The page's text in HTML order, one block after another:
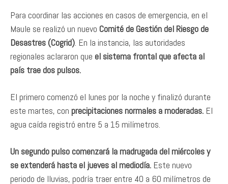
Para coordinar las acciones en casos de emergencia, en el
Maule se realizó un nuevo Comité de Gestión del Riesgo de
Desastres (Cogrid) . En la instancia, las autoridades
regionales aclararon que el sistema frontal que afecta al
país trae dos pulsos.
El primero comenzó el lunes por la noche y finalizó durante
este martes, con precipitaciones normales a moderadas. El
agua caída registró entre 5 a 15 milímetros.
Un segundo pulso comenzará la madrugada del miércoles y
se extenderá hasta el jueves al mediodía. Este nuevo
periodo de lluvias, podría traer entre 40 a 60 milímetros de